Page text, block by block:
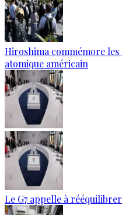
Hiroshima commémore
atomique américain
Le G7 appelle à